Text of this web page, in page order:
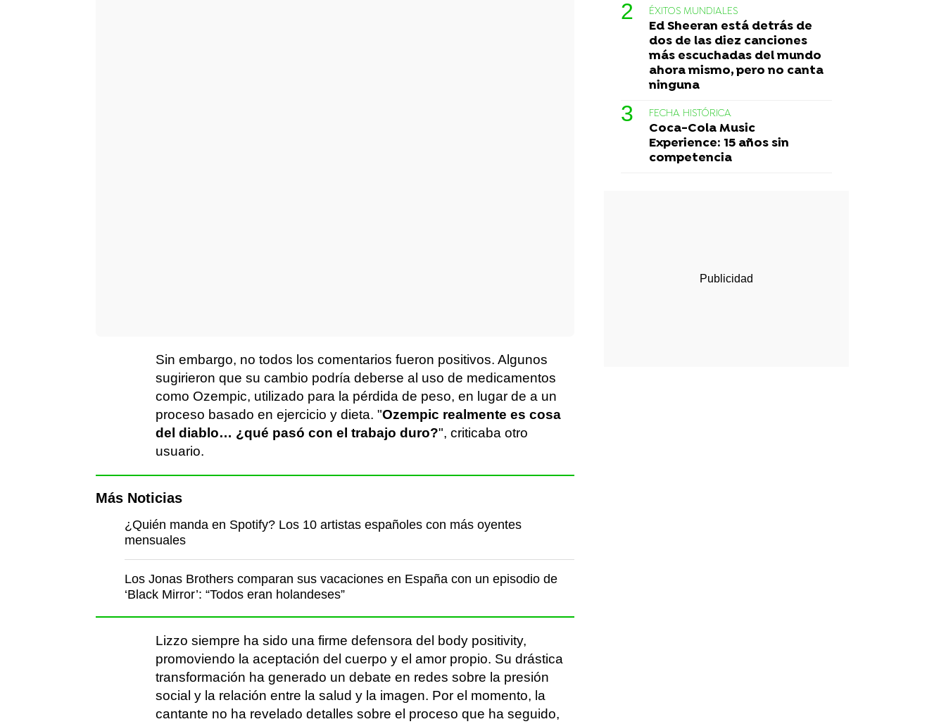
Sin embargo, no todos los comentarios fueron positivos. Algunos
sugirieron que su cambio podría deberse al uso de medicamentos
como Ozempic, utilizado para la pérdida de peso, en lugar de a un
proceso basado en ejercicio y dieta. "Ozempic realmente es cosa
del diablo… ¿qué pasó con el trabajo duro?", criticaba otro
usuario.
Más Noticias
¿Quién manda en Spotify? Los 10 artistas españoles con más oyentes
mensuales
Los Jonas Brothers comparan sus vacaciones en España con un episodio de
‘Black Mirror’: “Todos eran holandeses”
Lizzo siempre ha sido una firme defensora del body positivity,
promoviendo la aceptación del cuerpo y el amor propio. Su drástica
transformación ha generado un debate en redes sobre la presión
social y la relación entre la salud y la imagen. Por el momento, la
cantante no ha revelado detalles sobre el proceso que ha seguido,
ÉXITOS MUNDIALES
Ed Sheeran está detrás de
dos de las diez canciones
más escuchadas del mundo
ahora mismo, pero no canta
ninguna
FECHA HISTÓRICA
Coca-Cola Music
Experience: 15 años sin
competencia